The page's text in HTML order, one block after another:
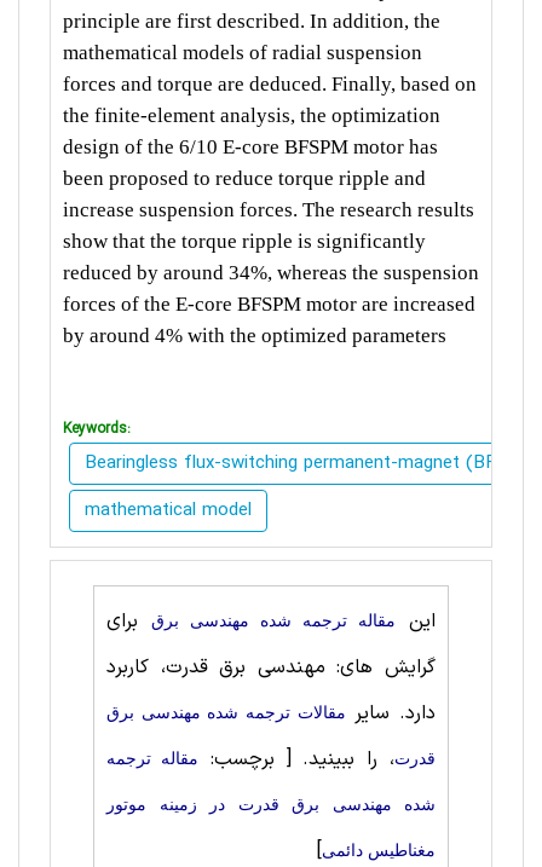
principle are first described. In addition, the
mathematical models of radial suspension
forces and torque are deduced. Finally, based on
the finite-element analysis, the optimization
design of the 6/10 E-core BFSPM motor has
been proposed to reduce torque ripple and
increase suspension forces. The research results
show that the torque ripple is significantly
reduced by around 34%, whereas the suspension
forces of the E-core BFSPM motor are increased
by around 4% with the optimized parameters
Keywords:
Bearingless flux-switching permanent-magnet
mathematical model
این مقاله ترجمه شده مهندسی برق
برای
گرایش های: مهندسی برق قدرت، کاربرد
دارد. سایر مقالات ترجمه شده مهندسی برق
قدرت، را ببینید.[ برچسب: مقاله ترجمه
شده مهندسی برق قدرت در زمینه موتور
مغناطیس دائمی]